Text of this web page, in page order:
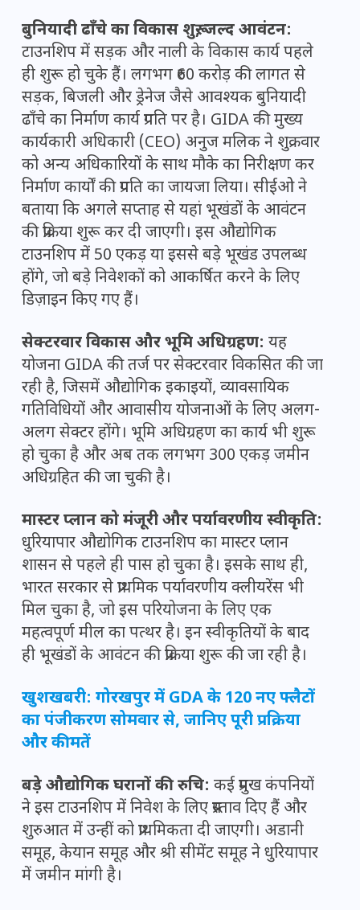
बुनियादी ढाँचे का विकास शुरू, जल्द आवंटन:
टाउनशिप में सड़क और नाली के विकास कार्य पहले
ही शुरू हो चुके हैं। लगभग ₹60 करोड़ की लागत से
सड़क, बिजली और ड्रेनेज जैसे आवश्यक बुनियादी
ढाँचे का निर्माण कार्य प्रगति पर है। GIDA की मुख्य
कार्यकारी अधिकारी (CEO) अनुज मलिक ने शुक्रवार
को अन्य अधिकारियों के साथ मौके का निरीक्षण कर
निर्माण कार्यों की प्रगति का जायजा लिया। सीईओ ने
बताया कि अगले सप्ताह से यहां भूखंडों के आवंटन
की प्रक्रिया शुरू कर दी जाएगी। इस औद्योगिक
टाउनशिप में 50 एकड़ या इससे बड़े भूखंड उपलब्ध
होंगे, जो बड़े निवेशकों को आकर्षित करने के लिए
डिज़ाइन किए गए हैं।
सेक्टरवार विकास और भूमि अधिग्रहण: यह
योजना GIDA की तर्ज पर सेक्टरवार विकसित की जा
रही है, जिसमें औद्योगिक इकाइयों, व्यावसायिक
गतिविधियों और आवासीय योजनाओं के लिए अलग-
अलग सेक्टर होंगे। भूमि अधिग्रहण का कार्य भी शुरू
हो चुका है और अब तक लगभग 300 एकड़ जमीन
अधिग्रहित की जा चुकी है।
मास्टर प्लान को मंजूरी और पर्यावरणीय स्वीकृति:
धुरियापार औद्योगिक टाउनशिप का मास्टर प्लान
शासन से पहले ही पास हो चुका है। इसके साथ ही,
भारत सरकार से प्राथमिक पर्यावरणीय क्लीयरेंस भी
मिल चुका है, जो इस परियोजना के लिए एक
महत्वपूर्ण मील का पत्थर है। इन स्वीकृतियों के बाद
ही भूखंडों के आवंटन की प्रक्रिया शुरू की जा रही है।
खुशखबरी: गोरखपुर में GDA के 120 नए फ्लैटों
का पंजीकरण सोमवार से, जानिए पूरी प्रक्रिया
और कीमतें
बड़े औद्योगिक घरानों की रुचि: कई प्रमुख कंपनियों
ने इस टाउनशिप में निवेश के लिए प्रस्ताव दिए हैं और
शुरुआत में उन्हीं को प्राथमिकता दी जाएगी। अडानी
समूह, केयान समूह और श्री सीमेंट समूह ने धुरियापार
में जमीन मांगी है।